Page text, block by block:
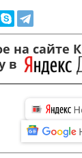
на сайте
в